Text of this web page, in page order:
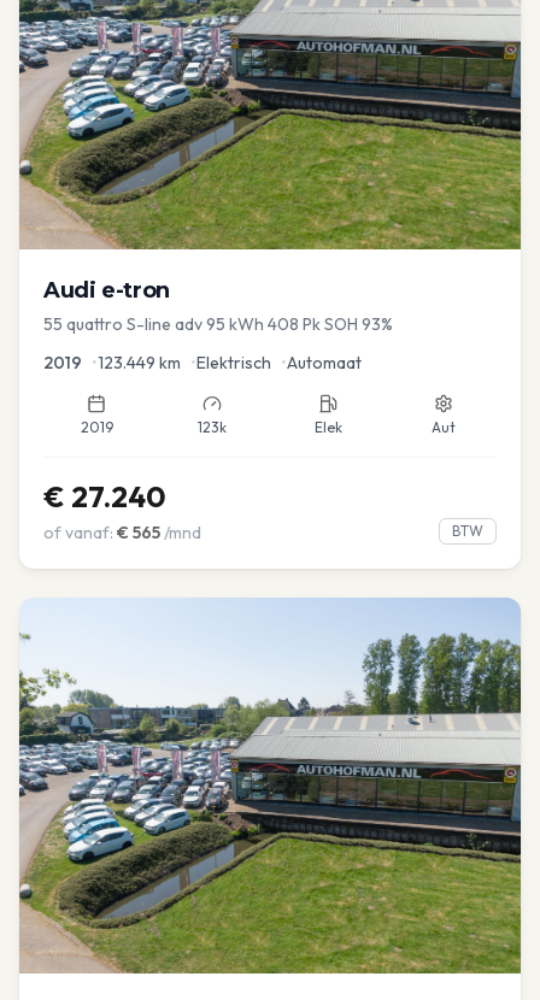
Audi e-tron
55 quattro S-line adv 95 kWh 408 Pk SOH 93%
2019 •123.449 km •Elektrisch •Automaat
2019 123k Elek Aut
€ 27.240
of vanaf: € 565/mnd BTW